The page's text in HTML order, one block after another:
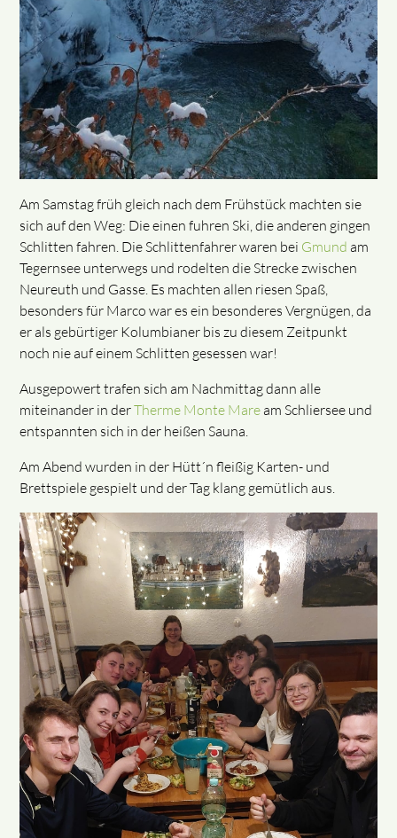
Am Samstag früh gleich nach dem Frühstück machten sie
sich auf den Weg: Die einen fuhren Ski, die anderen gingen
Schlitten fahren. Die Schlittenfahrer waren bei Gmund am
Tegernsee unterwegs und rodelten die Strecke zwischen
Neureuth und Gasse. Es machten allen riesen Spaß,
besonders für Marco war es ein besonderes Vergnügen, da
er als gebürtiger Kolumbianer bis zu diesem Zeitpunkt
noch nie auf einem Schlitten gesessen war!
Ausgepowert trafen sich am Nachmittag dann alle
miteinander in derTherme Monte Maream Schliersee und
entspannten sich in der heißen Sauna.
Am Abend wurden in der Hütt´n fleißig Karten- und
Brettspiele gespielt und der Tag klang gemütlich aus.